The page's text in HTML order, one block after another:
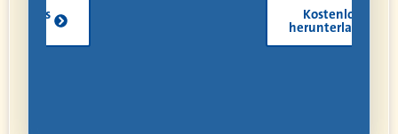
herunterladen